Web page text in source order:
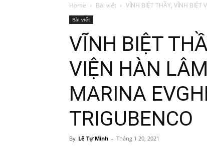
Home Bài viết VĨNH BIỆT THẦY, VĨNH BIỆT
Bài viết
VĨNH BIỆT
VIỆN HÀN
MARINA
TRIGUBENCO
By Lê Tự Minh - Tháng 1 20, 2021